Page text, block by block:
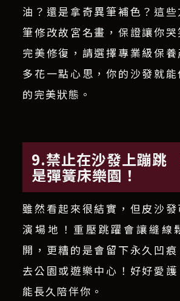
油？還是拿奇異筆補色？這
筆修改故宮名畫，保證讓你
完美修復，請選擇專業級保養
多花一點心思，你的沙發就
的完美狀態。
9.禁止在沙發上蹦跳
是彈簧床樂園！
雖然看起來很結實，但皮沙
演場地！重壓跳躍會讓縫線
開，更糟的是會留下永久凹
去公園或遊樂中心！好好愛
能長久陪伴你。